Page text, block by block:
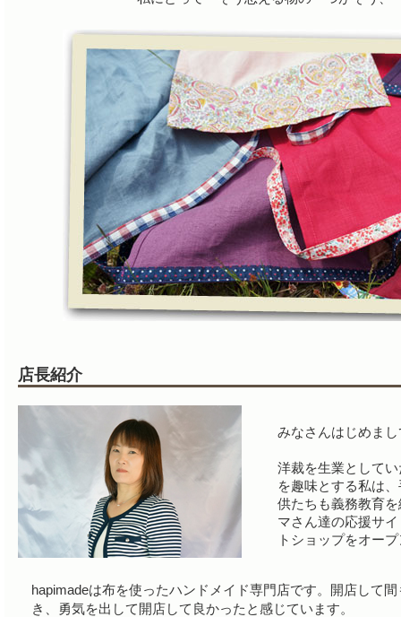
店長紹介
みなさんはじめま
洋裁を生業として
を趣味とする私は
供たちも義務教育
マさん達の応援サ
トショップをオー
hapimadeは布を使ったハンドメイド専門店です。開店して
き、勇気を出して開店して良かったと感じています。